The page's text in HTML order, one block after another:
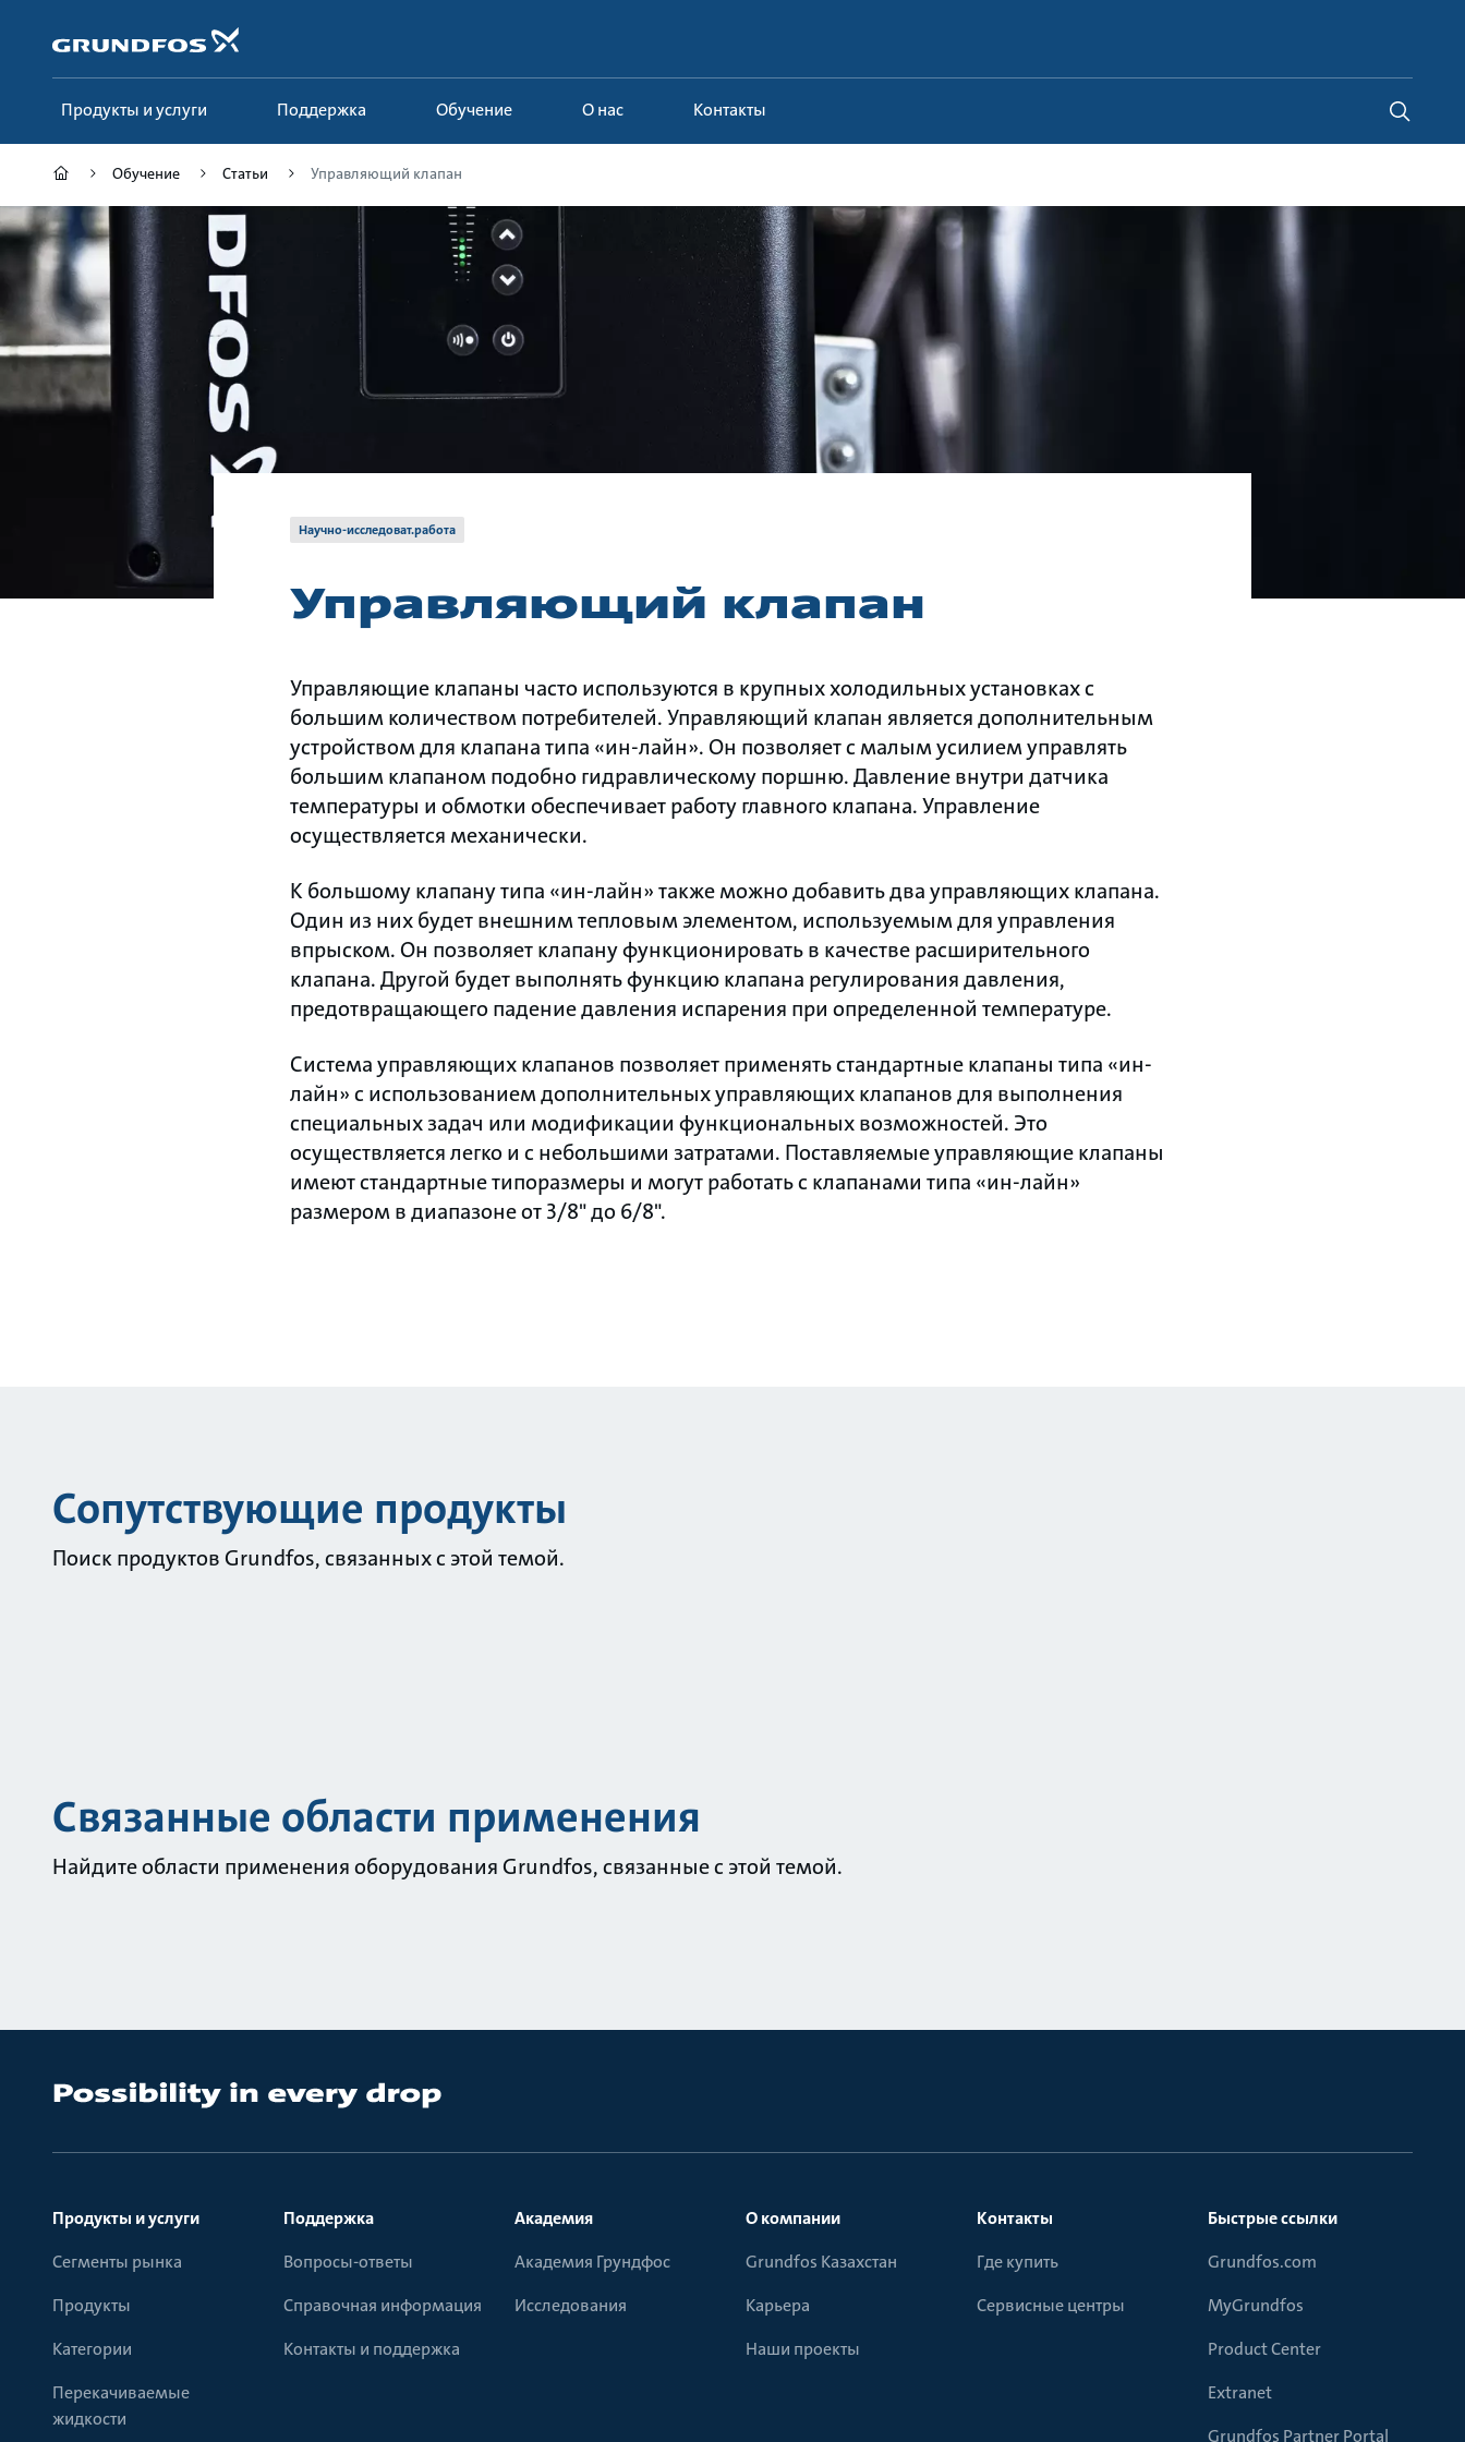
основному
контенту
Продукты и услуги Поддержка Обучение О нас Контакты
Обучение Статьи Управляющий клапан
Научно-исследоват.работа
Управляющий клапан
Управляющие клапаны часто используются в крупных холодильных установках с
большим количеством потребителей. Управляющий клапан является дополнительным
устройством для клапана типа «ин-лайн». Он позволяет с малым усилием управлять
большим клапаном подобно гидравлическому поршню. Давление внутри датчика
температуры и обмотки обеспечивает работу главного клапана. Управление
осуществляется механически.
К большому клапану типа «ин-лайн» также можно добавить два управляющих клапана.
Один из них будет внешним тепловым элементом, используемым для управления
впрыском. Он позволяет клапану функционировать в качестве расширительного
клапана. Другой будет выполнять функцию клапана регулирования давления,
предотвращающего падение давления испарения при определенной температуре.
Система управляющих клапанов позволяет применять стандартные клапаны типа «ин-
лайн» с использованием дополнительных управляющих клапанов для выполнения
специальных задач или модификации функциональных возможностей. Это
осуществляется легко и с небольшими затратами. Поставляемые управляющие клапаны
имеют стандартные типоразмеры и могут работать с клапанами типа «ин-лайн»
размером в диапазоне от 3/8" до 6/8".
Сопутствующие продукты
Поиск продуктов Grundfos, связанных с этой темой.
Связанные области применения
Найдите области применения оборудования Grundfos, связанные с этой темой.
Продукты и услуги
Сегменты рынка
Продукты
Категории
Перекачиваемые
жидкости
Поддержка
Вопросы-ответы
Справочная информация
Контакты и поддержка
Академия
Академия Грундфос
Исследования
О компании
Grundfos Казахстан
Карьера
Наши проекты
Контакты
Где купить
Сервисные центры
Быстрые ссылки
Grundfos.com
MyGrundfos
Product Center
Extranet
Grundfos Partner Portal